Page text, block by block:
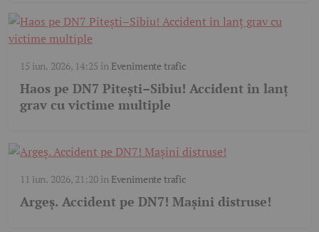
15 iun. 2026, 14:25 în Evenimente trafic
Haos pe DN7 Pitești–Sibiu! Accident în lanț
grav cu victime multiple
11 iun. 2026, 21:20în Evenimente trafic
Argeș. Accident pe DN7! Mașini distruse!